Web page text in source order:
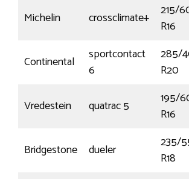
Michelin crossclimate+
215/
R16
Continental
sportcontact
6
285/
R20
Vredestein quatrac 5
195/
R16
Bridgestone dueler
235/
R18